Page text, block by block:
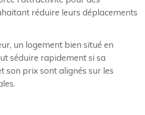
réduire leurs déplacements
un logement bien situé en
séduire rapidement si sa
son prix sont alignés sur les